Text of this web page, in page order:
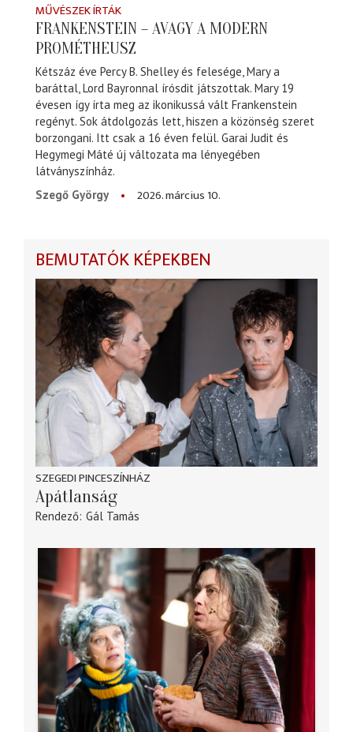
MŰVÉSZEK ÍRTÁK
FRANKENSTEIN – AVAGY A MODERN
PROMÉTHEUSZ
Kétszáz éve Percy B. Shelley és felesége, Mary a
baráttal, Lord Bayronnal írósdit játszottak. Mary 19
évesen így írta meg az ikonikussá vált Frankenstein
regényt. Sok átdolgozás lett, hiszen a közönség szeret
borzongani. Itt csak a 16 éven felül. Garai Judit és
Hegymegi Máté új változata ma lényegében
látványszínház.
Szegő György
2026. március 10.
BEMUTATÓK KÉPEKBEN
SZEGEDI PINCESZÍNHÁZ
Apátlanság
Rendező Gál Tamás